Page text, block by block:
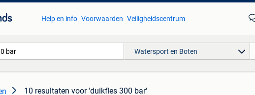
Help en info Voorwaarden Veiligheidscentrum
Watersport en Boten
10 resultaten voor 'duikfles 300 bar'